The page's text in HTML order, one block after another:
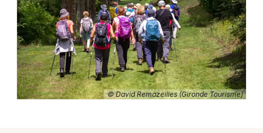
© David Remazeilles (Gironde Tourisme)